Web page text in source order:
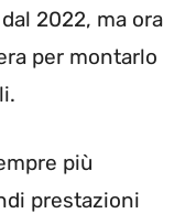
2022, ma ora
per montarlo
più
prestazioni